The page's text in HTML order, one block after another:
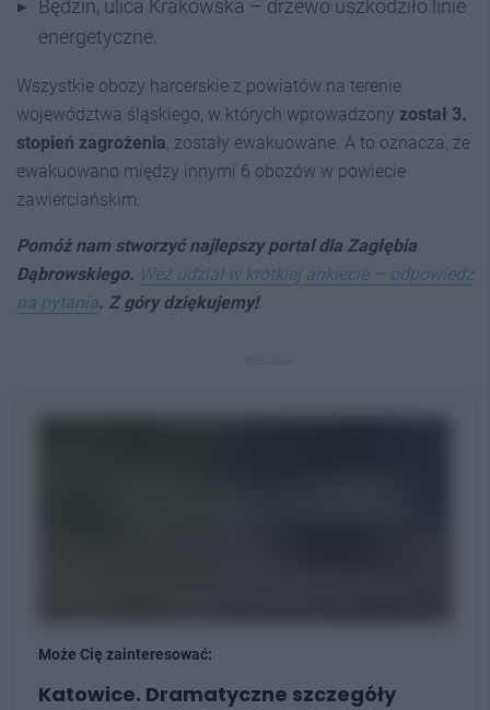
Będzin, ulica Krakowska – drzewo uszkodziło linie
energetyczne.
Wszystkie obozy harcerskie z powiatów na terenie
województwa śląskiego, w których wprowadzony został 3.
stopień zagrożenia, zostały ewakuowane. A to oznacza, że
ewakuowano między innymi 6 obozów w powiecie
zawierciańskim.
Pomóż nam stworzyć najlepszy portal dla Zagłębia
Dąbrowskiego. Weź udział w krótkiej ankiecie – odpowiedz
na pytania. Z góry dziękujemy!
Może Cię zainteresować:
Katowice. Dramatyczne szczegóły